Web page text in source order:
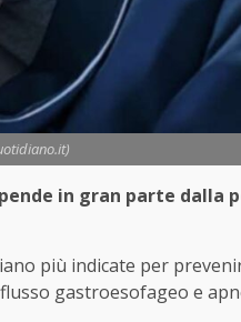
in gran parte dalla
più indicate per
gastroesofageo e